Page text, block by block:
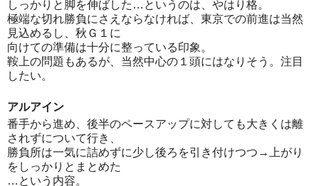
しっかりと脚を伸ばした…というのは、やはり格。
極端な切れ勝負にさえならなければ、東京での前進は当然
見込めるし、秋Ｇ１に
向けての準備は十分に整っている印象。
鞍上の問題もあるが、当然中心の１頭にはなりそう。注目
したい。
アルアイン
番手から進め、後半のペースアップに対しても大きくは離
されずについて行き、
勝負所は一気に詰めずに少し後ろを引き付けつつ→上がり
をしっかりとまとめた
…という内容。